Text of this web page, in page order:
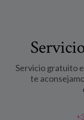
Servicio gratuito
te